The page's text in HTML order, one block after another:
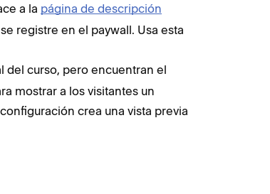
a la página de descripción
registre en el paywall. Usa esta
del curso, pero encuentran el
mostrar a los visitantes un
crea una vista previa